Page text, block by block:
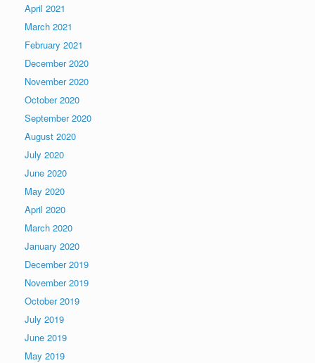
April 2021
March 2021
February 2021
December 2020
November 2020
October 2020
September 2020
August 2020
July 2020
June 2020
May 2020
April 2020
March 2020
January 2020
December 2019
November 2019
October 2019
July 2019
June 2019
May 2019